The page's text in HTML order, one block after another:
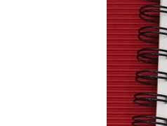
の手
順
2.
ド
コ
モ
光
の